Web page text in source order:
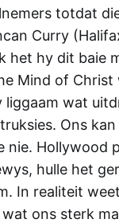
totdat
Curry
het hy dit baie
Mind of Christ
liggaam wat
Ons
nie. Hollywood
hulle het
In realiteit
wat ons sterk